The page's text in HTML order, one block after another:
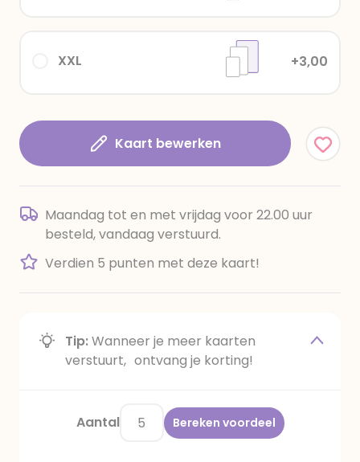
XXL +3,00
Kaart bewerken
Maandag tot en met vrijdag voor 22.00 uur
besteld, vandaag verstuurd.
Verdien 5 punten met deze kaart!
Tip:Wanneer je meer kaarten
verstuurt, ontvang je korting!
Aantal Bereken voordeel